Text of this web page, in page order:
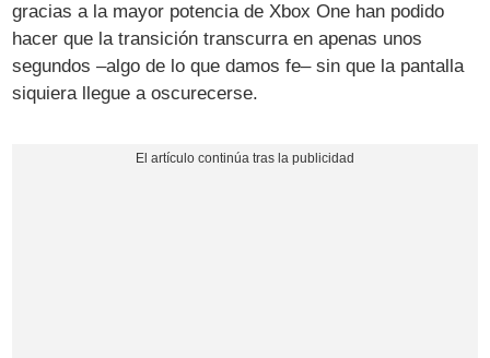
gracias a la mayor potencia de Xbox One han podido
hacer que la transición transcurra en apenas unos
segundos –algo de lo que damos fe– sin que la pantalla
siquiera llegue a oscurecerse.